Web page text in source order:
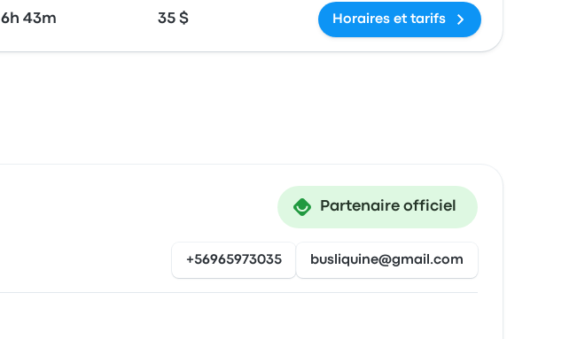
6h 43m 35 $ Horaires et tarifs
Partenaire officiel
+56965973035 busliquine@gmail.com